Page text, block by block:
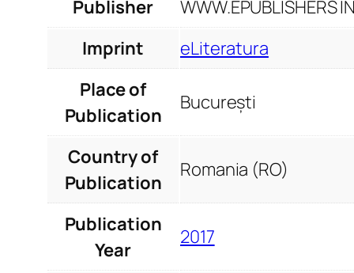
Publisher
WWW.EPUBLISHERS
Imprint
eLiteratura
Place of
Publication
București
Country of
Publication
Romania (RO)
Publication
Year
2017